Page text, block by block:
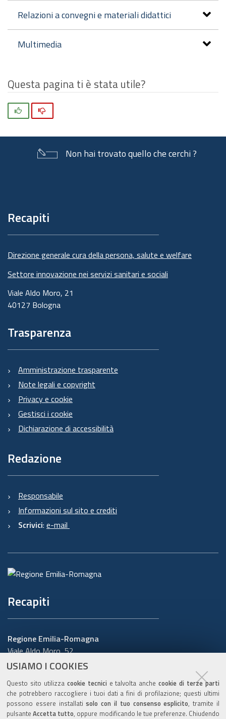
USIAMO I COOKIES
Questo sito utilizza cookie tecnici e talvolta anchecookie di terze parti
che potrebbero raccogliere i tuoi dati a fini di profilazione; questi ultimi
possono essere installatisolo con il tuo consenso esplicito, tramite il
pulsanteAccetta tutto, oppure modificando le tue preferenze. Chiudendo
Relazioni a convegni e materiali didattici
Multimedia
Questa pagina ti è stata utile?
Non hai trovato quello che cerchi ?
pagina
Recapiti
Direzione generale cura della persona, salute e welfare
Settore innovazione nei servizi sanitari e sociali
Viale Aldo Moro, 21
40127 Bologna
Trasparenza
Amministrazione trasparente
Note legali e copyright
Privacy e cookie
Gestisci i cookie
Dichiarazione di accessibilità
Redazione
Responsabile
Informazioni sul sito e crediti
Scrivici: e-mail
Recapiti
Regione Emilia-Romagna
Viale Aldo Moro, 52
40127 Bologna
Cerca telefoni o indirizzi
URP